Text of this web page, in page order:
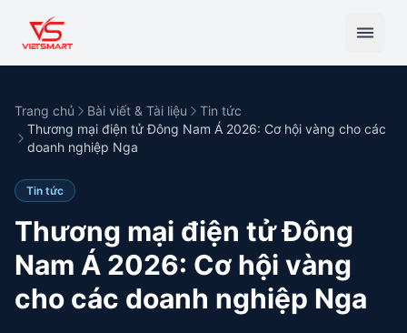
Trang chủ Bài viết & Tài liệu
Tin tức
Thương mại điện tử Đông Nam Á 2026: Cơ hội vàng cho các
doanh nghiệp Nga
Tin tức
Thương mại điện tử Đông
Nam Á 2026: Cơ hội vàng
cho các doanh nghiệp Nga